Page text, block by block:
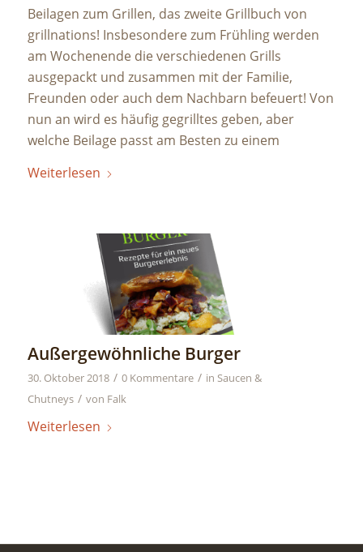
Beilagen zum Grillen, das zweite Grillbuch von
grillnations! Insbesondere zum Frühling werden
am Wochenende die verschiedenen Grills
ausgepackt und zusammen mit der Familie,
Freunden oder auch dem Nachbarn befeuert! Von
nun an wird es häufig gegrilltes geben, aber
welche Beilage passt am Besten zu einem
Weiterlesen
Außergewöhnliche Burger
30. Oktober 2018 / 0 Kommentare / in Saucen &
Chutneys / von Falk
Weiterlesen